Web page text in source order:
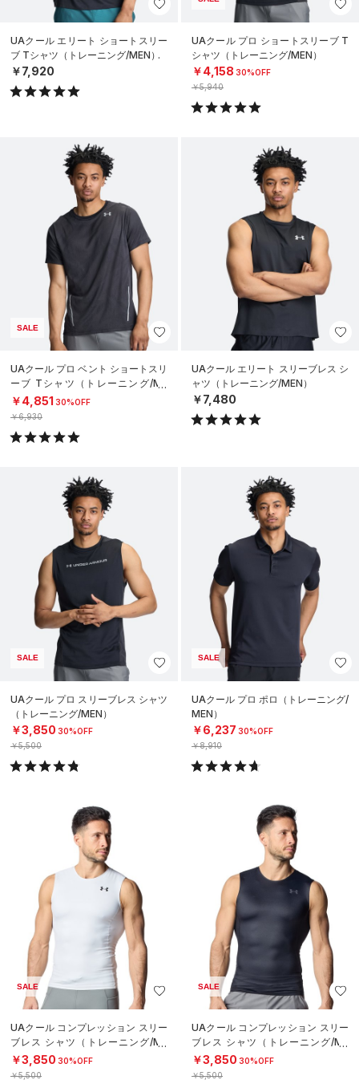
UAクール エリート ショートスリー
ブ Tシャツ（トレーニング/MEN）
￥7,920
UAクール プロ ショートスリーブ T
シャツ（トレーニング/MEN）
￥4,158 30%OFF
￥5,940
SALE
UAクール プロ ベント ショートスリ
ーブ Tシャツ（トレーニング/ME
N）
￥4,851 30%OFF
￥6,930
UAクール エリート スリーブレス シ
ャツ（トレーニング/MEN）
￥7,480
SALE
UAクール プロ スリーブレス シャツ
（トレーニング/MEN）
￥3,850 30%OFF
￥5,500
SALE
UAクール プロ ポロ（トレーニング/
MEN）
￥6,237 30%OFF
￥8,910
SALE
UAクール コンプレッション スリー
ブレス シャツ（トレーニング/ME
N）
￥3,850 30%OFF
￥5,500
SALE
UAクール コンプレッション スリー
ブレス シャツ（トレーニング/ME
N）
￥3,850 30%OFF
￥5,500